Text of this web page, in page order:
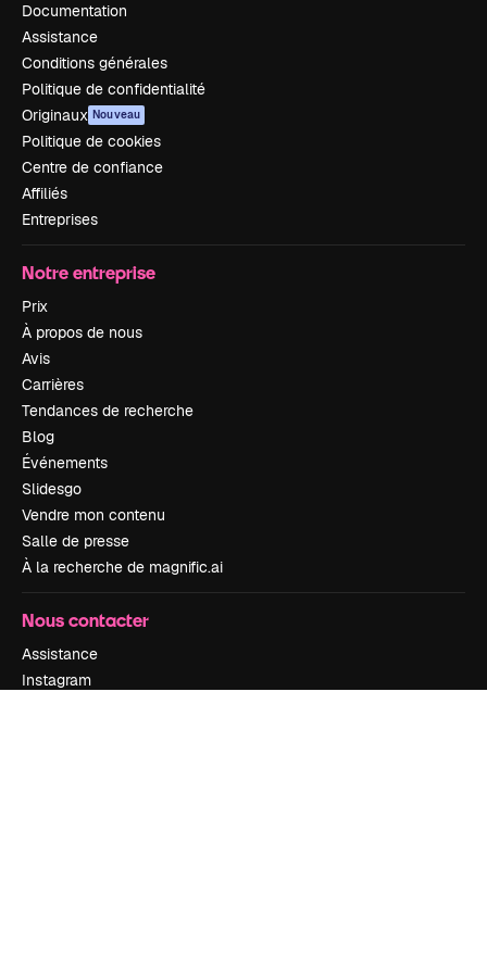
Documentation
Assistance
Conditions générales
Politique de confidentialité
Originaux Nouveau
Politique de cookies
Centre de confiance
Affiliés
Entreprises
Notre entreprise
Prix
À propos de nous
Avis
Carrières
Tendances de recherche
Blog
Événements
Slidesgo
Vendre mon contenu
Salle de presse
À la recherche de magnific.ai
Nous contacter
Assistance
Instagram